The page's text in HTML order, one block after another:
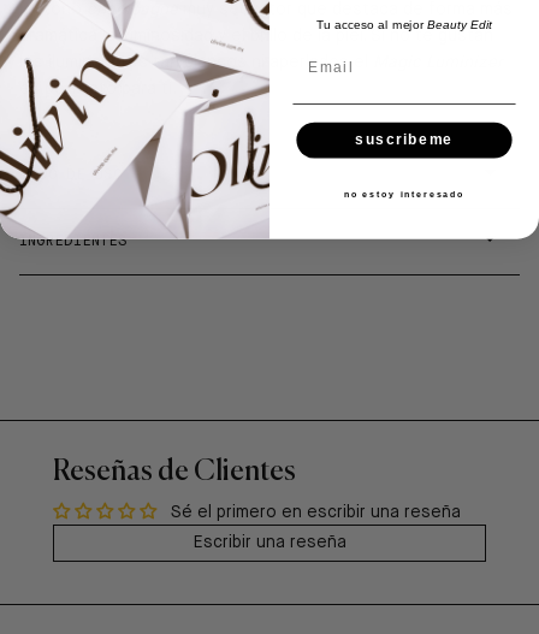
un tono
champagne
muy seductor que destaca de forma más
dramática la luminosidad y el brillo de la piel. Si no te gustan
los iluminadores tan blancos ni aperlados el
es perfecto para tí.
MODO DE USO
INGREDIENTES
Reseñas de Clientes
Sé el primero en escribir una reseña
Escribir una reseña
Tu acceso al mejorBeauty Edit
suscribeme
no estoy interesado